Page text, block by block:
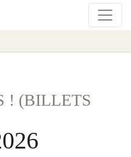
! (BILLETS